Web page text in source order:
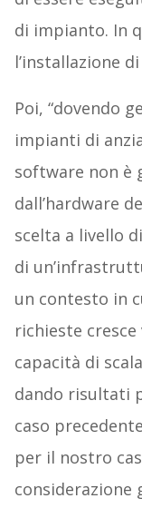
di impianto. In
l’installazione
Poi, “dovendo
impianti di
software non è
dall’hardware
scelta a livello di
di
un contesto in
richieste
capacità di
dando risultati
caso
per il nostro
considerazione